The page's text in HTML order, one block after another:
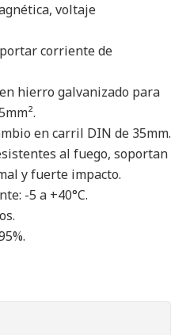
voltaje
corriente de
hierro galvanizado para
en carril DIN de 35mm.
al fuego, soportan
y fuerte impacto.
-5 a +40°C.